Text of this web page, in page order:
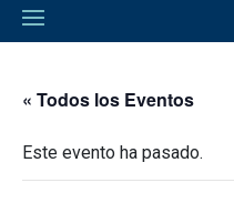
« Todos los Eventos
Este evento ha pasado.